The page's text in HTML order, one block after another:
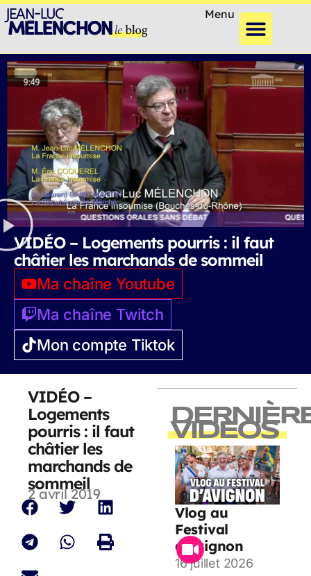
Menu
VIDÉO – Logements pourris : il faut
châtier les marchands de sommeil
Ma chaîne Youtube
Ma chaîne Twitch
Mon compte Tiktok
VIDÉO –
Logements
pourris : il faut
châtier les
marchands de
sommeil
2 avril 2019
VIDEOS
Vlog au
Festival
d’Avignon
16 juillet 2026